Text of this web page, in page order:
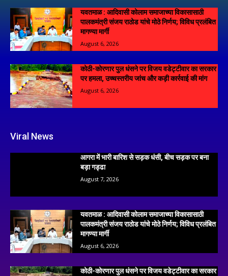
यवतमाळ : आदिवासी कोलाम समाजाच्या विकासासाठी
पालकमंत्री संजय राठोड यांचे मोठे निर्णय; विविध प्रलंबित
मागण्या मार्गी
August 6, 2026
कोठी-कोरणार पुल धंसने पर विजय वडेट्टीवार का सरकार
पर हमला, उच्चस्तरीय जांच और कड़ी कार्रवाई की मांग
August 6, 2026
Viral News
आगरा में भारी बारिश से सड़क धंसी, बीच सड़क पर बना
बड़ा गड्ढा
August 7, 2026
यवतमाळ : आदिवासी कोलाम समाजाच्या विकासासाठी
पालकमंत्री संजय राठोड यांचे मोठे निर्णय; विविध प्रलंबित
मागण्या मार्गी
August 6, 2026
कोठी-कोरणार पुल धंसने पर विजय वडेट्टीवार का सरकार